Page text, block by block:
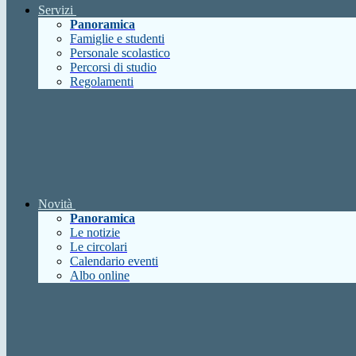
Servizi
Panoramica
Famiglie e studenti
Personale scolastico
Percorsi di studio
Regolamenti
Novità
Panoramica
Le notizie
Le circolari
Calendario eventi
Albo online